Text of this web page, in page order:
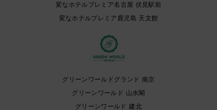
変なホテルプレミア名古屋 伏見駅前
変なホテルプレミア鹿児島 天文館
グリーンワールドグランド 南京
グリーンワールド 山水閣
グリーンワールド 建北